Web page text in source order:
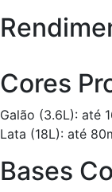
Cores
Galão (3.6L): até
Lata (18L): até
Bases